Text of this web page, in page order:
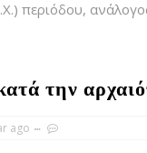
περιόδου,
την
ago